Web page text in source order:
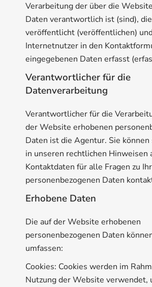
Verarbeitung der über die
Daten verantwortlich ist (sind),
veröffentlicht (veröffentlichen)
Internetnutzer in den
eingegebenen Daten erfasst
Verantwortlicher für die
Datenverarbeitung
Verantwortlicher für die
der Website erhobenen
Daten ist die Agentur. Sie
in unseren rechtlichen Hinweisen
Kontaktdaten für alle Fragen zu
personenbezogenen Daten
Erhobene Daten
Die auf der Website erhobenen
personenbezogenen Daten
umfassen:
Cookies: Cookies werden im
Nutzung der Website verwendet,